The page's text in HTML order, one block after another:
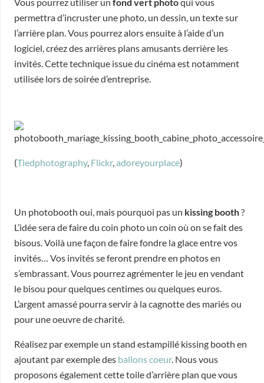
permettra d’incruster une photo, un dessin, un texte sur
l’arrière plan. Vous pourrez alors ensuite à l’aide d’un
logiciel, créez des arrières plans amusants derrière les
invités. Cette technique issue du cinéma est notamment
utilisée lors de soirée d’entreprise.
(Tiedphotography, Flickr,adoreyourplace)
Un photobooth oui, mais pourquoi pas un kissing booth?
L’idée sera de faire du coin photo un coin où on se fait des
bisous. Voilà une façon de faire fondre la glace entre vos
invités… Vos invités se feront prendre en photos en
s’embrassant. Vous pourrez agrémenter le jeu en vendant
le bisou pour quelques centimes ou quelques euros.
L’argent amassé pourra servir à la cagnotte des mariés ou
pour une oeuvre de charité.
Réalisez par exemple un stand estampillé kissing booth en
ajoutant par exemple des ballons coeur. Nous vous
proposons également cette toile d’arrière plan que vous